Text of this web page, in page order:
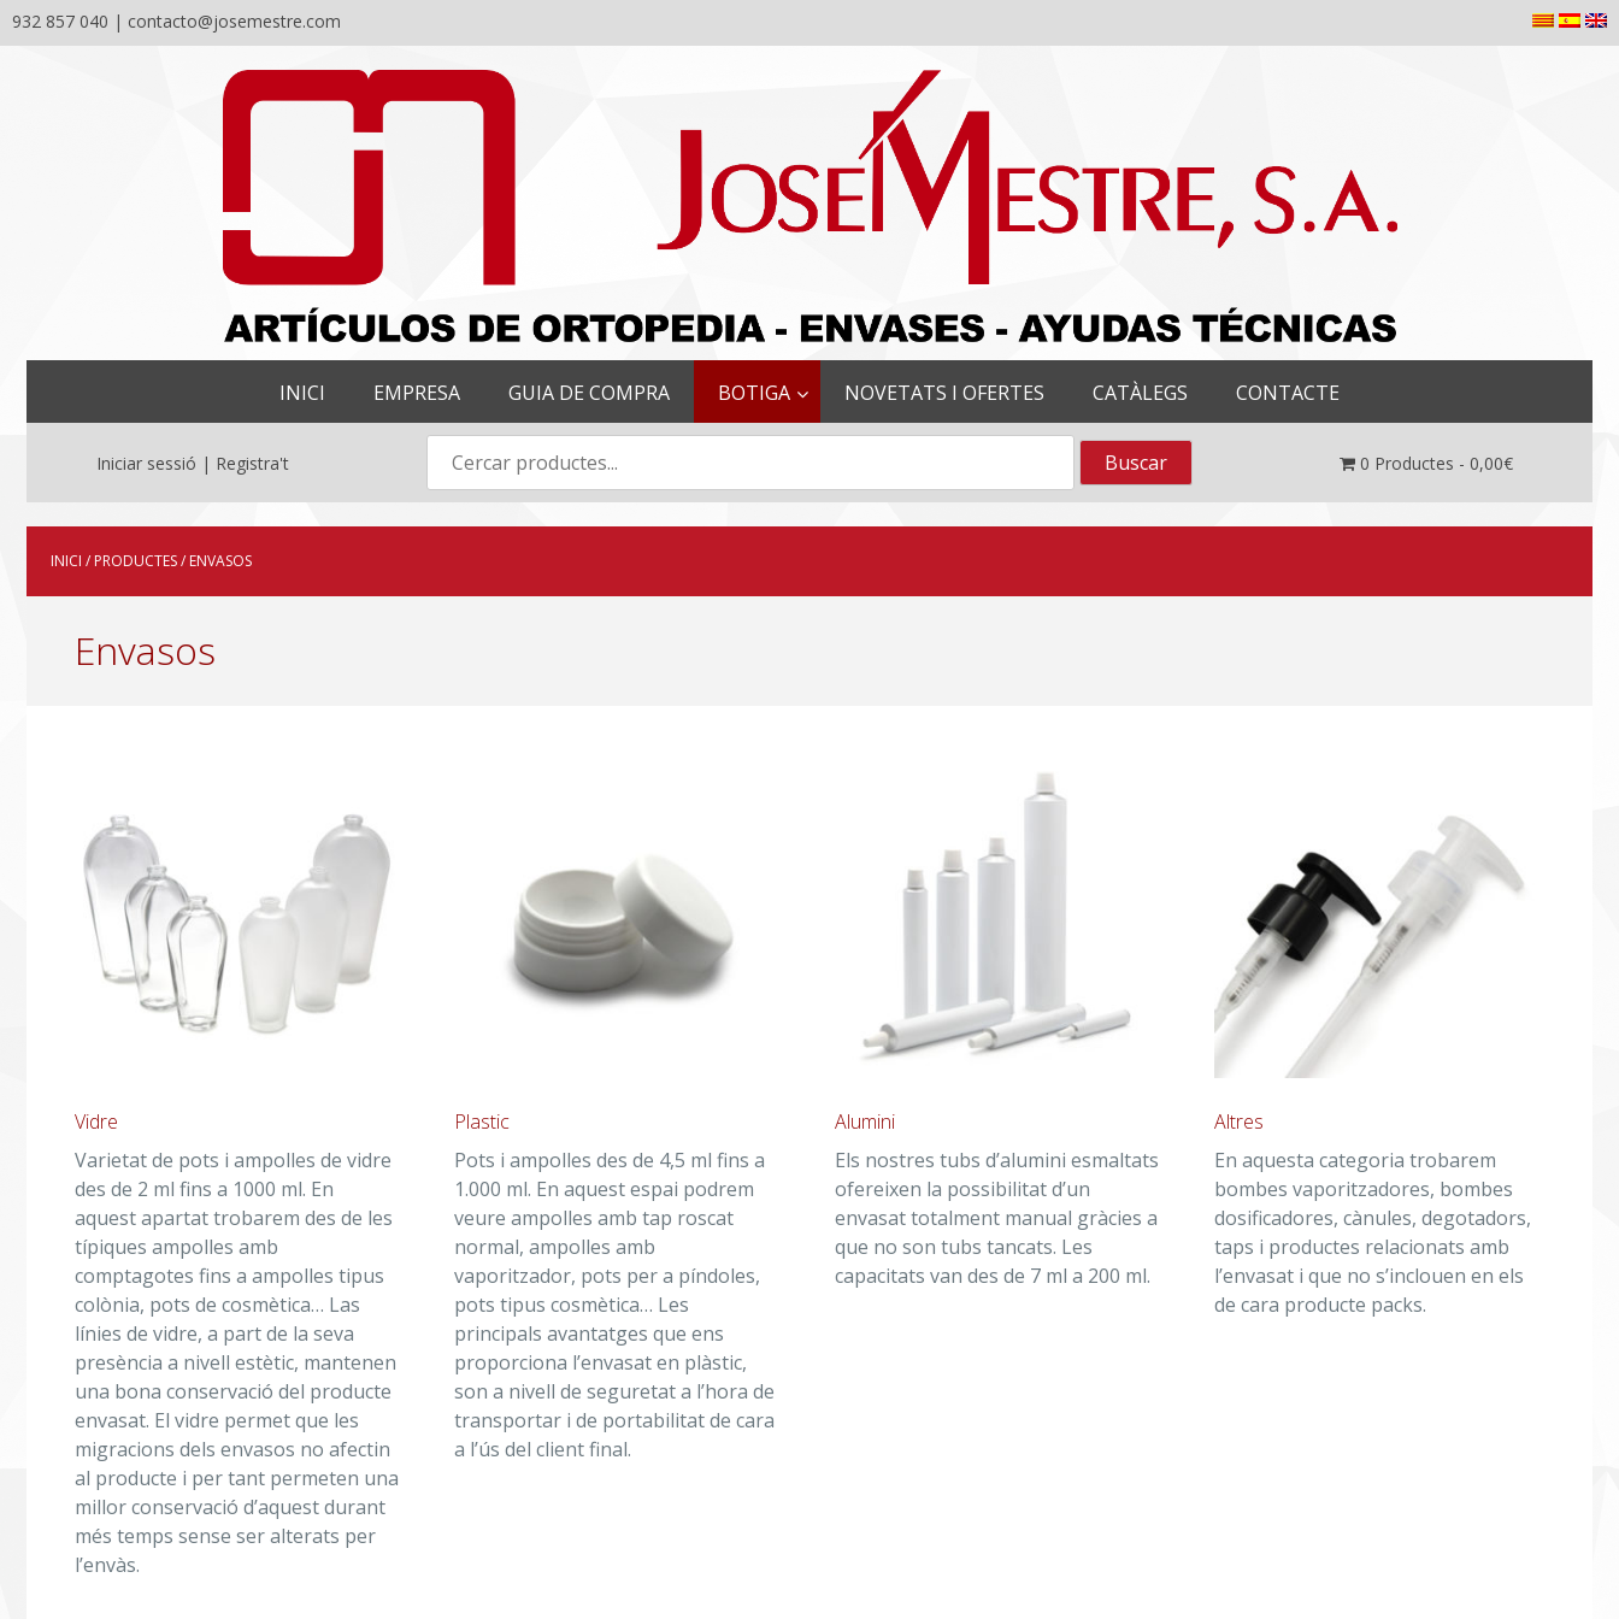
932 857 040 | contacto@josemestre.com
INICI EMPRESA GUIA DE COMPRA BOTIGA NOVETATS I OFERTES CATÀLEGS CONTACTE
Iniciar sessió | Registra't 0 Productes - 0,00€
INICI / PRODUCTES/ ENVASOS
Envasos
Vidre
Varietat de pots i ampolles de vidre
des de 2 ml fins a 1000 ml. En
aquest apartat trobarem des de les
típiques ampolles amb
comptagotes fins a ampolles tipus
colònia, pots de cosmètica… Las
línies de vidre, a part de la seva
presència a nivell estètic, mantenen
una bona conservació del producte
envasat. El vidre permet que les
migracions dels envasos no afectin
al producte i per tant permeten una
millor conservació d’aquest durant
més temps sense ser alterats per
l’envàs.
Plastic
Pots i ampolles des de 4,5 ml fins a
1.000 ml. En aquest espai podrem
veure ampolles amb tap roscat
normal, ampolles amb
vaporitzador, pots per a píndoles,
pots tipus cosmètica… Les
principals avantatges que ens
proporciona l’envasat en plàstic,
son a nivell de seguretat a l’hora de
transportar i de portabilitat de cara
a l’ús del client final.
Alumini
Els nostres tubs d’alumini esmaltats
ofereixen la possibilitat d’un
envasat totalment manual gràcies a
que no son tubs tancats. Les
capacitats van des de 7 ml a 200 ml.
Altres
En aquesta categoria trobarem
bombes vaporitzadores, bombes
dosificadores, cànules, degotadors,
taps i productes relacionats amb
l’envasat i que no s’inclouen en els
de cara producte packs.